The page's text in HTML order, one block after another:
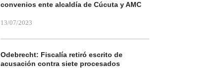
convenios ente alcaldía de Cúcuta y AMC
13/07/2023
Odebrecht: Fiscalía retiró escrito de
acusación contra siete procesados